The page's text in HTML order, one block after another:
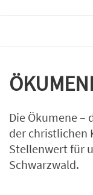
Die Ökumene –
der christlichen
Stellenwert für
Schwarzwald.